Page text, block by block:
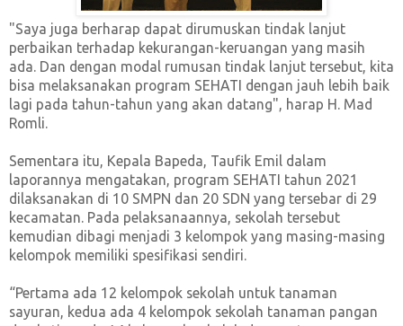
"Saya juga berharap dapat dirumuskan tindak lanjut
perbaikan terhadap kekurangan-keruangan yang masih
ada. Dan dengan modal rumusan tindak lanjut tersebut, kita
bisa melaksanakan program SEHATI dengan jauh lebih baik
lagi pada tahun-tahun yang akan datang", harap H. Mad
Romli.
Sementara itu, Kepala Bapeda, Taufik Emil dalam
laporannya mengatakan, program SEHATI tahun 2021
dilaksanakan di 10 SMPN dan 20 SDN yang tersebar di 29
kecamatan. Pada pelaksanaannya, sekolah tersebut
kemudian dibagi menjadi 3 kelompok yang masing-masing
kelompok memiliki spesifikasi sendiri.
“Pertama ada 12 kelompok sekolah untuk tanaman
sayuran, kedua ada 4 kelompok sekolah tanaman pangan